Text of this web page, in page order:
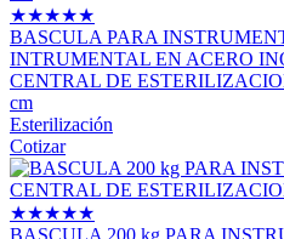
★★★★★
BASCULA PARA
INTRUMENTAL EN ACERO
CENTRAL DE
cm
Esterilización
Cotizar
★★★★★
BASCULA 200 kg PARA